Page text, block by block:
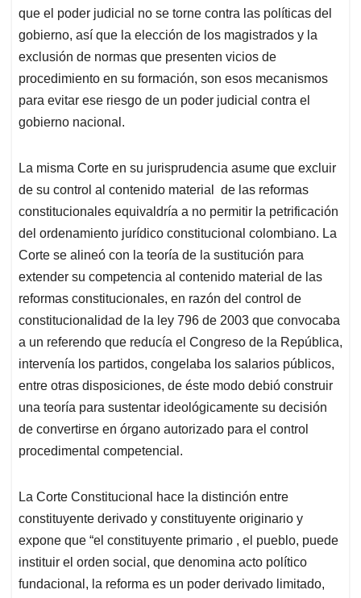
que el poder judicial no se torne contra las políticas del
gobierno, así que la elección de los magistrados y la
exclusión de normas que presenten vicios de
procedimiento en su formación, son esos mecanismos
para evitar ese riesgo de un poder judicial contra el
gobierno nacional.
La misma Corte en su jurisprudencia asume que excluir
de su control al contenido material de las reformas
constitucionales equivaldría a no permitir la petrificación
del ordenamiento jurídico constitucional colombiano. La
Corte se alineó con la teoría de la sustitución para
extender su competencia al contenido material de las
reformas constitucionales, en razón del control de
constitucionalidad de la ley 796 de 2003 que convocaba
a un referendo que reducía el Congreso de la República,
intervenía los partidos, congelaba los salarios públicos,
entre otras disposiciones, de éste modo debió construir
una teoría para sustentar ideológicamente su decisión
de convertirse en órgano autorizado para el control
procedimental competencial.
La Corte Constitucional hace la distinción entre
constituyente derivado y constituyente originario y
expone que “el constituyente primario , el pueblo, puede
instituir el orden social, que denomina acto político
fundacional, la reforma es un poder derivado limitado,